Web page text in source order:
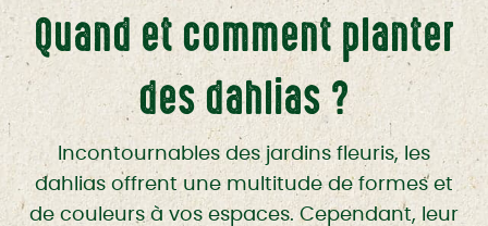
Quand et comment planter
des dahlias ?
Incontournables des jardins fleuris, les
dahlias offrent une multitude de formes et
de couleurs à vos espaces. Cependant, leur